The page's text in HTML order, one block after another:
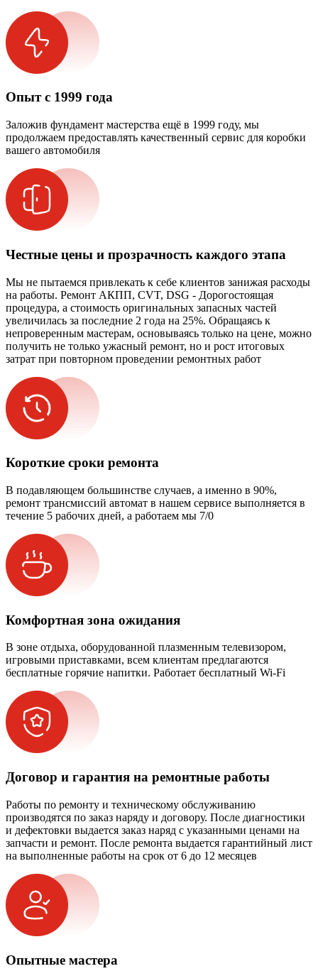
Опыт с 1999 года
Заложив фундамент мастерства ещё в 1999 году, мы
продолжаем предоставлять качественный сервис для коробки
вашего автомобиля
Честные цены и прозрачность каждого этапа
Мы не пытаемся привлекать к себе клиентов занижая расходы
на работы. Ремонт АКПП, CVT, DSG - Дорогостоящая
процедура, а стоимость оригинальных запасных частей
увеличилась за последние 2 года на 25%. Обращаясь к
непроверенным мастерам, основываясь только на цене, можно
получить не только ужасный ремонт, но и рост итоговых
затрат при повторном проведении ремонтных работ
Короткие сроки ремонта
В подавляющем большинстве случаев, а именно в 90%,
ремонт трансмиссий автомат в нашем сервисе выполняется в
течение 5 рабочих дней, а работаем мы 7/0
Комфортная зона ожидания
В зоне отдыха, оборудованной плазменным телевизором,
игровыми приставками, всем клиентам предлагаются
бесплатные горячие напитки. Работает бесплатный Wi-Fi
Договор и гарантия на ремонтные работы
Работы по ремонту и техническому обслуживанию
производятся по заказ наряду и договору. После диагностики
и дефектовки выдается заказ наряд с указанными ценами на
запчасти и ремонт. После ремонта выдается гарантийный лист
на выполненные работы на срок от 6 до 12 месяцев
Опытные мастера